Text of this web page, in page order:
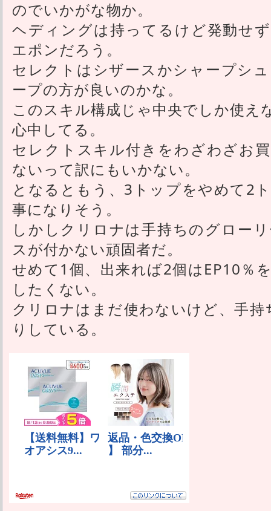
のでいかがな物か。
ヘディングは持ってるけど発動せ
エポンだろう。
セレクトはシザースかシャープシ
ープの方が良いのかな。
このスキル構成じゃ中央でしか使え
心中してる。
セレクトスキル付きをわざわざお
ないって訳にもいかない。
となるともう、3トップをやめて2
事になりそう。
しかしクリロナは手持ちのグロー
スが付かない頑固者だ。
せめて1個、出来れば2個はEP10％
したくない。
クリロナはまだ使わないけど、手
りしている。